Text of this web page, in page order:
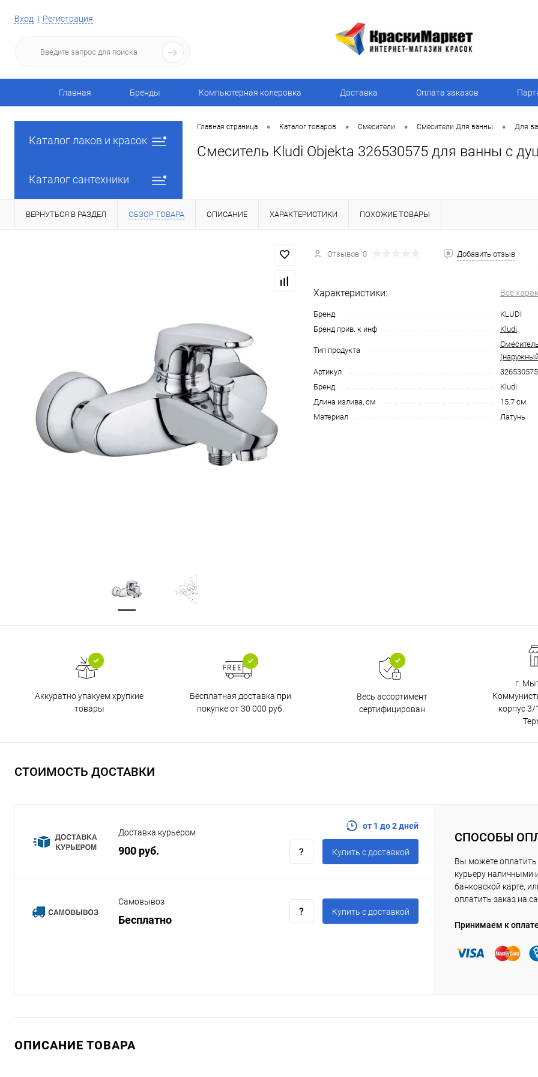
Вход Регистрация
Главная Бренды Компьютерная колеровка Доставка Оплата заказов
Каталог лаков и красок
Каталог сантехники
Главная страница • Каталог товаров • Смесители • Смесители Для ванны • Для
Смеситель Kludi Objekta 326530575 для ванны с
ВЕРНУТЬСЯ В РАЗДЕЛ ОБЗОР ТОВАРА ОПИСАНИЕ ХАРАКТЕРИСТИКИ ПОХОЖИЕ ТОВАРЫ
Отзывов: 0 Добавить отзыв
Характеристики: Все
Бренд
KLUDI
Бренд прив. к инф
Kludi
Тип продукта
Артикул
326530575
Бренд
Kludi
Длина излива, см
15.7 см
Материал
Латунь
Аккуратно упакуем хрупкие
товары
Бесплатная доставка при
покупке от 30 000 руб.
Весь ассортимент
сертифицирован
г.
корпус 3/
СТОИМОСТЬ ДОСТАВКИ
Доставка курьером
900 руб.
от 1 до 2 дней
Купить c доставкой
Самовывоз
Бесплатно
Купить c доставкой
СПОСОБЫ
Вы можете оплатить
курьеру наличными
банковской карте,
оплатить заказ на
Принимаем к
ОПИСАНИЕ ТОВАРА